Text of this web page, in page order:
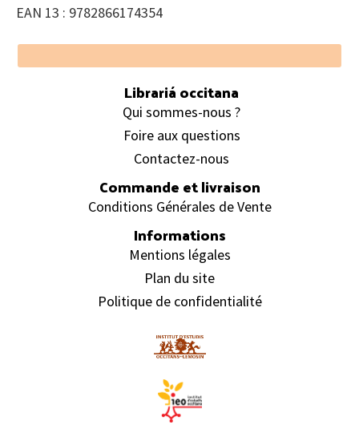
EAN 13 : 9782866174354
Footer
Librariá occitana
Qui sommes-nous ?
Foire aux questions
Contactez-nous
Commande et livraison
Conditions Générales de Vente
Informations
Mentions légales
Plan du site
Politique de confidentialité